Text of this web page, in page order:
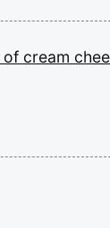
of cream